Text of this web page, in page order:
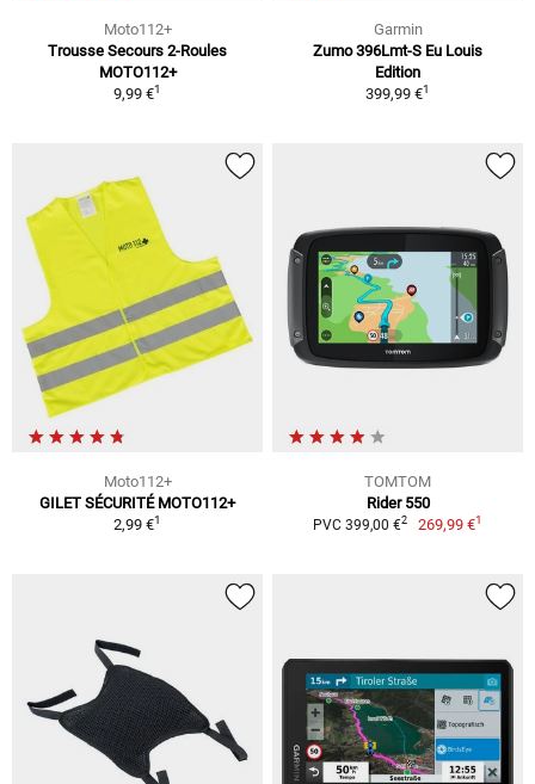
Moto112+
Trousse Secours 2-Roules
MOTO112+
9,99 €1
Garmin
Zumo 396Lmt-S Eu Louis
Edition
399,99 €1
Moto112+
GILET SÉCURITÉ MOTO112+
2,99 €1
TOMTOM
Rider 550
PVC 399,00 €2 269,99 €1